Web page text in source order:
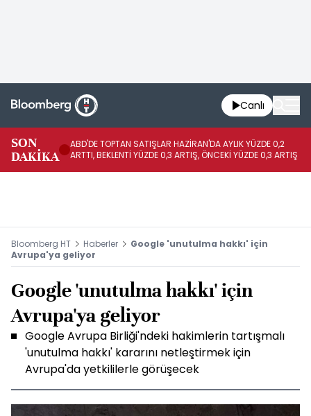
Canlı
SON
DAKİKA
ABD'DE TOPTAN SATIŞLAR HAZİRAN'DA AYLIK YÜZDE 0,2
ARTTI, BEKLENTİ YÜZDE 0,3 ARTIŞ, ÖNCEKİ YÜZDE 0,3 ARTIŞ
Bloomberg HT Haberler
Google 'unutulma hakkı' için
Avrupa'ya geliyor
Google 'unutulma hakkı' için
Avrupa'ya geliyor
Google Avrupa Birliği'ndeki hakimlerin tartışmalı
'unutulma hakkı' kararını netleştirmek için
Avrupa'da yetkililerle görüşecek